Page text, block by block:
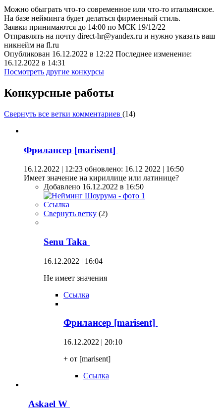
Можно обыграть что-то современное или что-то итальянское.
На базе нейминга будет делаться фирменный стиль.
Заявки принимаются до 14:00 по МСК 19/12/22
Отправлять на почту direct-hr@yandex.ru и нужно указать ваш
никнейм на fl.ru
Опубликован 16.12.2022 в 12:22 Последнее изменение:
16.12.2022 в 14:31
Посмотреть другие конкурсы
Конкурсные работы
Свернуть все ветки комментариев (14)
Фрилансер [marisent]
16.12.2022 | 12:23 обновлено: 16.12 2022 | 16:50
Имеет значение на кириллице или латинице?
Добавлено 16.12.2022 в 16:50
Ссылка
Свернуть ветку (2)
Senu Taka
16.12.2022 | 16:04
Не имеет значения
Ссылка
Фрилансер [marisent]
16.12.2022 | 20:10
+ от [marisent]
Ссылка
Askael W